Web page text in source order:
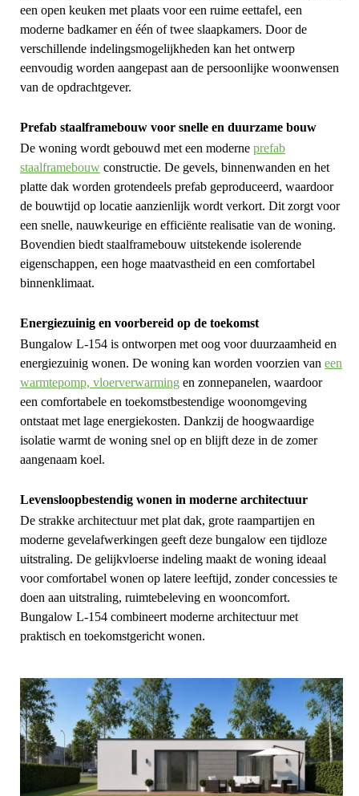
een open keuken met plaats voor een ruime eettafel, een
moderne badkamer en één of twee slaapkamers. Door de
verschillende indelingsmogelijkheden kan het ontwerp
eenvoudig worden aangepast aan de persoonlijke woonwensen
van de opdrachtgever.
Prefab staalframebouw voor snelle en duurzame bouw
De woning wordt gebouwd met een moderne prefab
staalframebouw constructie. De gevels, binnenwanden en het
platte dak worden grotendeels prefab geproduceerd, waardoor
de bouwtijd op locatie aanzienlijk wordt verkort. Dit zorgt voor
een snelle, nauwkeurige en efficiënte realisatie van de woning.
Bovendien biedt staalframebouw uitstekende isolerende
eigenschappen, een hoge maatvastheid en een comfortabel
binnenklimaat.
Energiezuinig en voorbereid op de toekomst
Bungalow L-154 is ontworpen met oog voor duurzaamheid en
energiezuinig wonen. De woning kan worden voorzien van een
warmtepomp, vloerverwarming en zonnepanelen, waardoor
een comfortabele en toekomstbestendige woonomgeving
ontstaat met lage energiekosten. Dankzij de hoogwaardige
isolatie warmt de woning snel op en blijft deze in de zomer
aangenaam koel.
Levensloopbestendig wonen in moderne architectuur
De strakke architectuur met plat dak, grote raampartijen en
moderne gevelafwerkingen geeft deze bungalow een tijdloze
uitstraling. De gelijkvloerse indeling maakt de woning ideaal
voor comfortabel wonen op latere leeftijd, zonder concessies te
doen aan uitstraling, ruimtebeleving en wooncomfort.
Bungalow L-154 combineert moderne architectuur met
praktisch en toekomstgericht wonen.